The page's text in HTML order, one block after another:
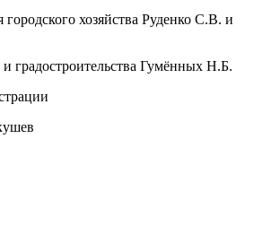
городского хозяйства Руденко С.В. и
градостроительства Гумённых Н.Б.